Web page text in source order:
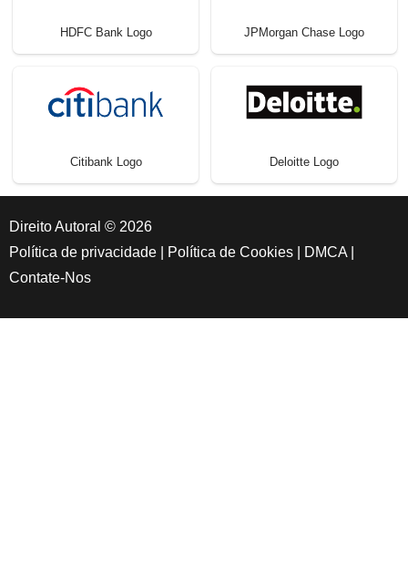
HDFC Bank Logo JPMorgan Chase Logo
Citibank Logo Deloitte Logo
Direito Autoral © 2026
Política de privacidade
Política de Cookies DMCA
Contate-Nos